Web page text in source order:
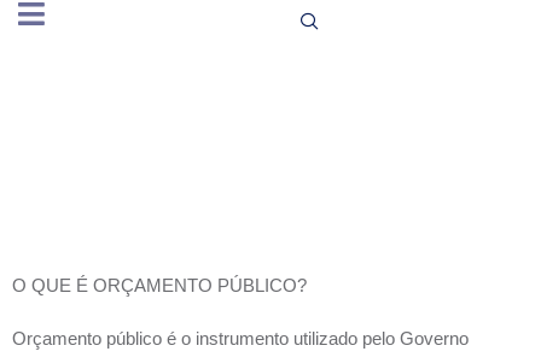
O QUE É ORÇAMENTO PÚBLICO?
Orçamento público é o instrumento utilizado pelo Governo